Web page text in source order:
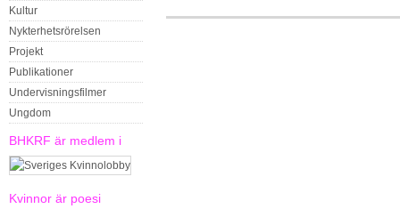
Kultur
Nykterhetsrörelsen
Projekt
Publikationer
Undervisningsfilmer
Ungdom
BHKRF är medlem i
Kvinnor är poesi